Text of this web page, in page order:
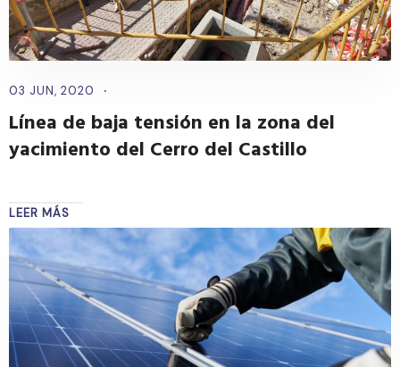
03 JUN, 2020
Línea de baja tensión en la zona del
yacimiento del Cerro del Castillo